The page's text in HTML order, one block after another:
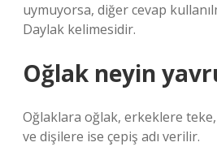
uymuyorsa, diğer cevap
Daylak kelimesidir.
Oğlak neyin
Oğlaklara oğlak, erkeklere
ve dişilere ise çepiş adı verilir.